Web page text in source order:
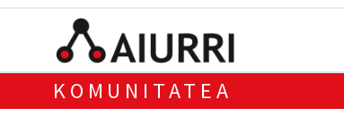
KOMUNITATEA